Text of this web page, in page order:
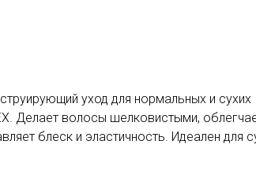
уход для нормальных и сухих
Делает волосы шелковистыми,
блеск и эластичность. Идеален для